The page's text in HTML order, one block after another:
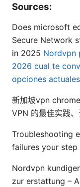
Sources:
Does microsoft
Secure Network
in 2025 Nordvpn
2026 cual te
opciones actuales
新加坡vpn
VPN 的最佳实践
Troubleshooting
failures your
Nordvpn
zur erstattung –